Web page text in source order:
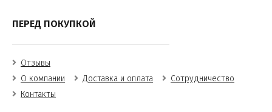
ПЕРЕД ПОКУПКОЙ
Отзывы
О компании
Доставка и оплата
Сотрудничество
Контакты